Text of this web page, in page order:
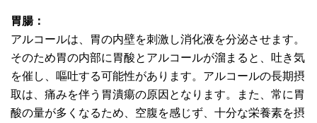
胃腸：
アルコールは、胃の内壁を刺激し消化液を分泌させます。
そのため胃の内部に胃酸とアルコールが溜まると、吐き気
を催し、嘔吐する可能性があります。アルコールの長期摂
取は、痛みを伴う胃潰瘍の原因となります。また、常に胃
酸の量が多くなるため、空腹を感じず、十分な栄養素を摂